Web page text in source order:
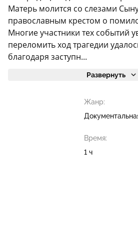
Матерь молится со слезами
православным крестом о
Многие участники тех событий
переломить ход трагедии
благодаря заступн...
Развернуть
Жанр:
Время:
1 ч